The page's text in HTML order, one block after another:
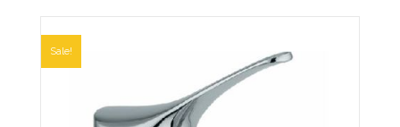
Sale!